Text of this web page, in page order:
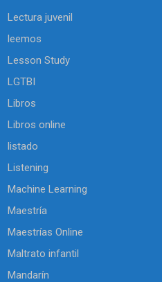
Lectura juvenil
leemos
Lesson Study
LGTBI
Libros
Libros online
listado
Listening
Machine Learning
Maestría
Maestrías Online
Maltrato infantil
Mandarín